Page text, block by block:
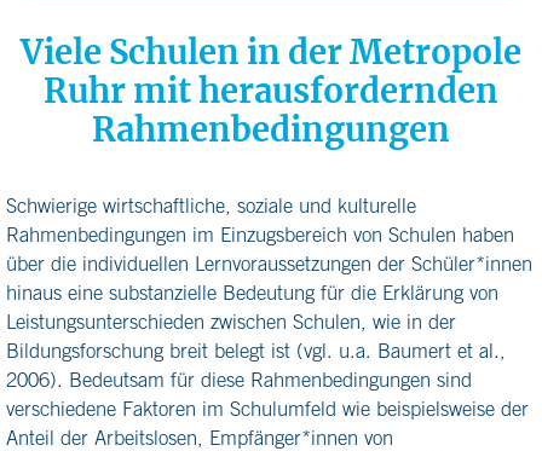
Viele Schulen in der Metropole
Ruhr mit herausfordernden
Rahmenbedingungen
Schwierige wirtschaftliche, soziale und kulturelle
Rahmenbedingungen im Einzugsbereich von Schulen haben
über die individuellen Lernvoraussetzungen der Schüler*innen
hinaus eine substanzielle Bedeutung für die Erklärung von
Leistungsunterschieden zwischen Schulen, wie in der
Bildungsforschung breit belegt ist (vgl. u.a. Baumert et al.,
2006). Bedeutsam für diese Rahmenbedingungen sind
verschiedene Faktoren im Schulumfeld wie beispielsweise der
Anteil der Arbeitslosen, Empfänger*innen von